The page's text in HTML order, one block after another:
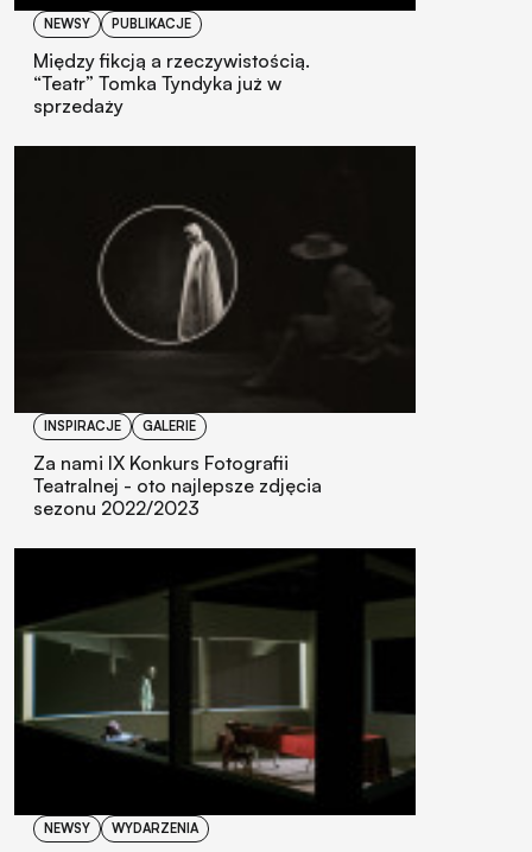
NEWSY PUBLIKACJE
Między fikcją a rzeczywistością.
“Teatr” Tomka Tyndyka już w
sprzedaży
INSPIRACJE GALERIE
Za nami IX Konkurs Fotografii
Teatralnej - oto najlepsze zdjęcia
sezonu 2022/2023
NEWSY WYDARZENIA